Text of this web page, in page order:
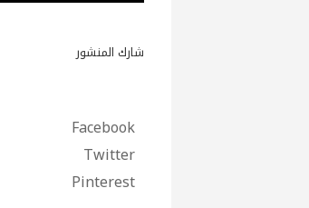
شارك المنشور
Facebook
Twitter
Pinterest